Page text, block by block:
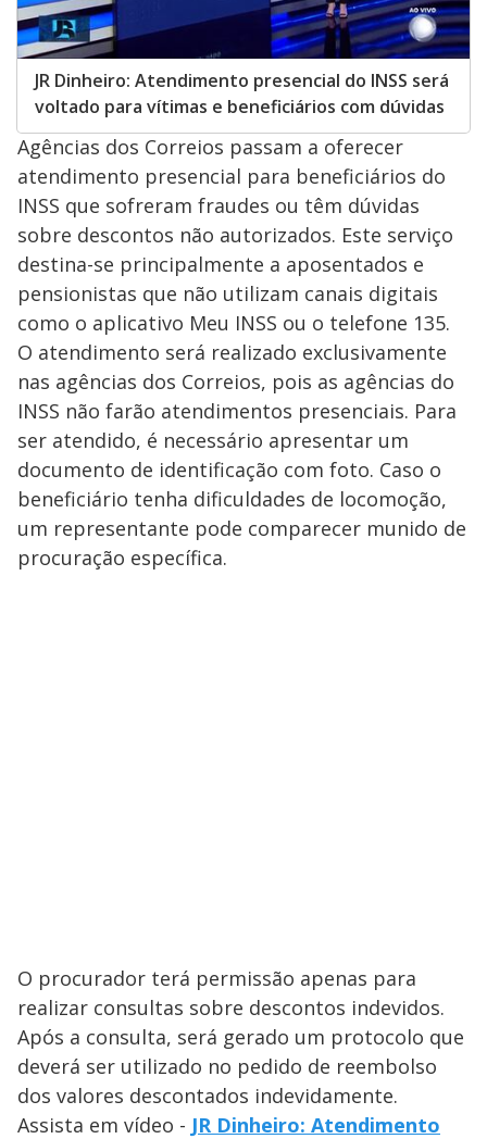
JR Dinheiro: Atendimento presencial do INSS será
voltado para vítimas e beneficiários com dúvidas
Agências dos Correios passam a oferecer
atendimento presencial para beneficiários do
INSS que sofreram fraudes ou têm dúvidas
sobre descontos não autorizados. Este serviço
destina-se principalmente a aposentados e
pensionistas que não utilizam canais digitais
como o aplicativo Meu INSS ou o telefone 135.
O atendimento será realizado exclusivamente
nas agências dos Correios, pois as agências do
INSS não farão atendimentos presenciais. Para
ser atendido, é necessário apresentar um
documento de identificação com foto. Caso o
beneficiário tenha dificuldades de locomoção,
um representante pode comparecer munido de
procuração específica.
O procurador terá permissão apenas para
realizar consultas sobre descontos indevidos.
Após a consulta, será gerado um protocolo que
deverá ser utilizado no pedido de reembolso
dos valores descontados indevidamente.
Assista em vídeo - JR Dinheiro: Atendimento